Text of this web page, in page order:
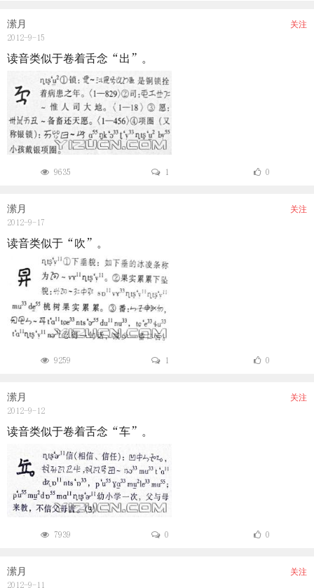
潆月
2012-9-15
关注
读音类似于卷着舌念“出”。
9635 1 0
潆月
2012-9-17
关注
读音类似于“吹”。
9259 1 0
潆月
2012-9-12
关注
读音类似于卷着舌念“车”。
7939 0 0
潆月
2012-9-11
关注